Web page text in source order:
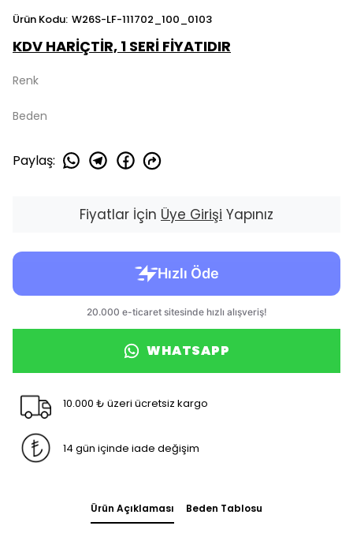
Ürün Kodu: W26S-LF-111702_100_0103
KDV HARİÇTİR, 1 SERİ FİYATIDIR
Renk
Beden
Paylaş:
Fiyatlar İçin Üye Girişi Yapınız
WHATSAPP
10.000 ₺ üzeri ücretsiz kargo
14 gün içinde iade değişim
Ürün Açıklaması Beden Tablosu